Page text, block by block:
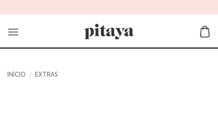
to
content
INÍCIO / EXTRAS